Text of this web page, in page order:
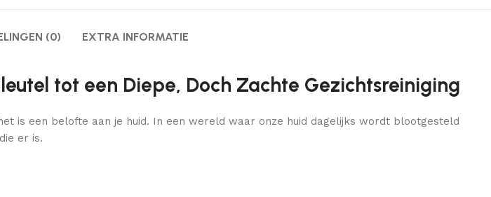
(0) EXTRA INFORMATIE
tot een Diepe, Doch Zachte Gezichtsreiniging
is een belofte aan je huid. In een wereld waar onze huid dagelijks wordt blootgesteld
er is.